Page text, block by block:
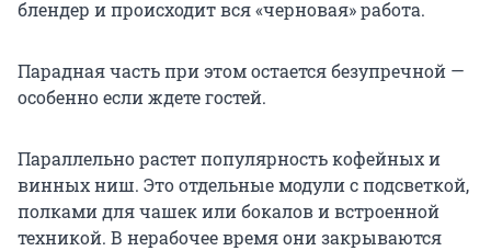
блендер и происходит вся «черновая» работа.
Парадная часть при этом остается безупречной —
особенно если ждете гостей.
Параллельно растет популярность кофейных и
винных ниш. Это отдельные модули с подсветкой,
полками для чашек или бокалов и встроенной
техникой. В нерабочее время они закрываются